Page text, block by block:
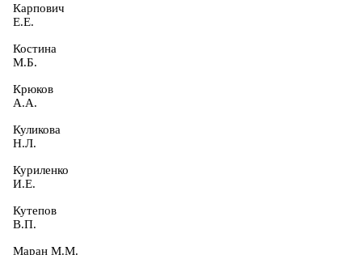
Карпович
Е.Е.
Костина
М.Б.
Крюков
А.А.
Куликова
Н.Л.
Куриленко
И.Е.
Кутепов
В.П.
Маран М.М.